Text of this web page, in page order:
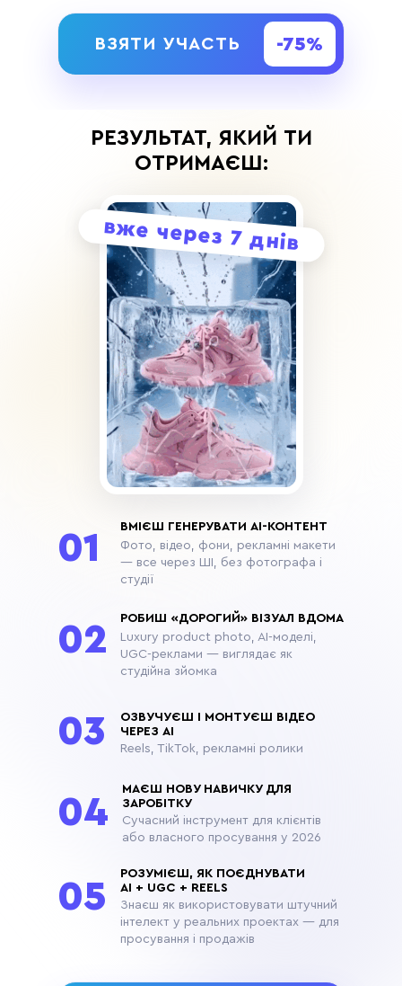
ВЗЯТИ УЧАСТЬ -75%
РЕЗУЛЬТАТ, ЯКИЙ ТИ
ОТРИМАЄШ:
вже через 7 днів
РОЗУМІЄШ, ЯК ПОЄДНУВАТИ
AI + UGC + REELS
Знаєш як використовувати штучний
інтелект у реальних проектах — для
просування і продажів
05
МАЄШ НОВУ НАВИЧКУ ДЛЯ
ЗАРОБІТКУ
Сучасний інструмент для клієнтів
або власного просування у 2026
04
ОЗВУЧУЄШ І МОНТУЄШ ВІДЕО
ЧЕРЕЗ AI
Reels, TikTok, рекламні ролики
03
РОБИШ «ДОРОГИЙ» ВІЗУАЛ ВДОМА
Luxury product photo, AI-моделі,
UGC-реклами — виглядає як
студійна зйомка
02
ВМІЄШ ГЕНЕРУВАТИ AI-КОНТЕНТ
Фото, відео, фони, рекламні макети
— все через ШІ, без фотографа і
студії
01